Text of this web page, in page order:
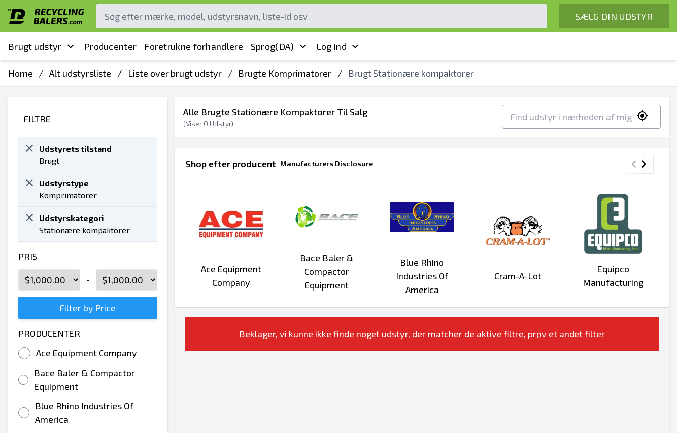
SÆLG DIN UDSTYR
Brugt udstyr Producenter Foretrukne forhandlere Sprog(DA) Log ind
Home / Alt udstyrsliste / Liste over brugt udstyr / Brugte Komprimatorer / Brugt Stationære kompaktorer
FILTRE
Udstyrets tilstand
Brugt
Udstyrstype
Komprimatorer
Udstyrskategori
Stationære kompaktorer
PRIS
-
Filter by Price
PRODUCENTER
Ace Equipment Company
Bace Baler & Compactor
Equipment
Blue Rhino Industries Of
America
Alle Brugte Stationære Kompaktorer Til Salg
(Viser 0 Udstyr)
Shop efter producent Manufacturers Disclosure
Ace Equipment
Company
Bace Baler &
Compactor
Equipment
Blue Rhino
Industries Of
America
Cram-A-Lot
Equipco
Manufacturing
Beklager, vi kunne ikke finde noget udstyr, der matcher de aktive filtre, prøv et andet filter